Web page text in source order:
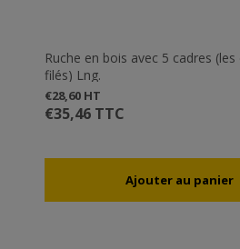
Ruche en bois avec 5 cadres
filés) Lng.
€28,60 HT
€35,46 TTC